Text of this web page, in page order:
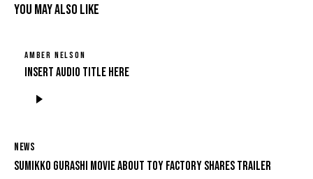
YOU MAY ALSO LIKE
AMBER NELSON
Insert Audio Title Here
NEWS
SUMIKKO GURASHI MOVIE ABOUT TOY FACTORY SHARES TRAILER